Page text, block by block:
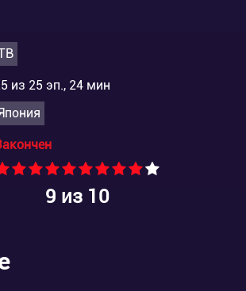
из 25 эп., 24 мин
9 из 10